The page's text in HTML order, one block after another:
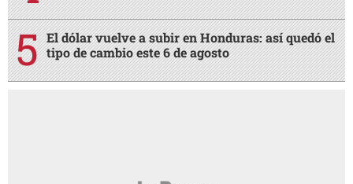
El dólar vuelve a subir en Honduras: así quedó el
tipo de cambio este 6 de agosto